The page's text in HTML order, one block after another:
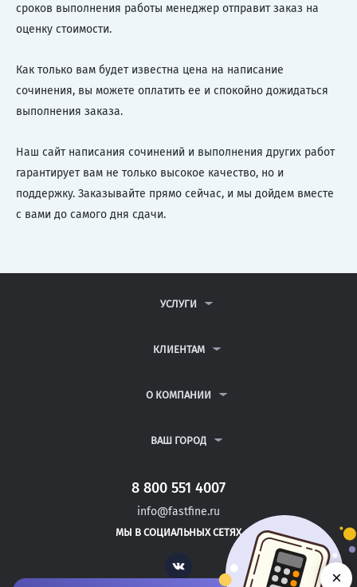
сроков выполнения работы менеджер отправит заказ на
оценку стоимости.
Как только вам будет известна цена на написание
сочинения, вы можете оплатить ее и спокойно дожидаться
выполнения заказа.
Наш сайт написания сочинений и выполнения других работ
гарантирует вам не только высокое качество, но и
поддержку. Заказывайте прямо сейчас, и мы дойдем вместе
с вами до самого дня сдачи.
УСЛУГИ
ДИПЛОМНЫЕ РАБОТЫ
РЕФЕРАТЫ
КЛИЕНТАМ
ВОПРОСЫ И ОТВЕТЫ
ПОЛИТИКА КОНФИДЕНЦИАЛЬНОСТИ
О КОМПАНИИ
КОНТАКТЫ
ВАШ ГОРОД
САНКТ-ПЕТЕРБУРГ
ГРЕМЯЧИНСК
ЧЕРНЯХОВСК
8 800 551 4007
info@fastfine.ru
МЫ В СОЦИАЛЬНЫХ СЕТЯХ
Vk ×